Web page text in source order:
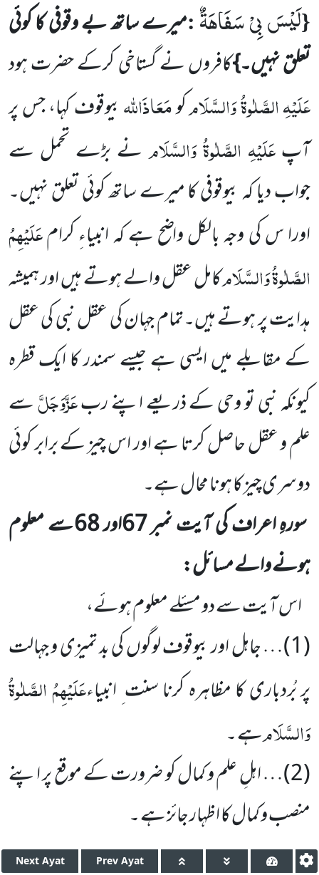
{لَیْسَ بِیْ سَفَاهَةٌ:میرے ساتھ بے وقوفی کا کوئی
تعلق نہیں۔}کافروں نے گستاخی کرکے حضرت ہود
عَلَیْہِ الصَّلٰوۃُ وَالسَّلَامکومَعَاذَاللہبیوقوف کہا، جس پر
آپعَلَیْہِ الصَّلٰوۃُ وَالسَّلَامنے بڑے تحمل سے
جواب دیا کہ بیوقوفی کا میرے ساتھ کوئی تعلق نہیں۔
اورا س کی وجہ بالکل واضح ہے کہ انبیاءِ کرامعَلَیْہِمُ
الصَّلٰوۃُ وَالسَّلَامکامل عقل والے ہوتے ہیں اور ہمیشہ
ہدایت پر ہوتے ہیں۔تمام جہان کی عقل نبی کی عقل
کے مقابلے میں ایسی ہے جیسے سمندر کا ایک قطرہ
کیونکہ نبی تو وحی کے ذریعے اپنے ربعَزَّوَجَلَّسے
علم و عقل حاصل کرتا ہے اور اس چیز کے برابر کوئی
دوسری چیز کا ہونا محال ہے۔
سورہِ اعراف کی آیت نمبر67اور68سے معلوم
ہونے والے مسائل:
اس آیت سے دو مسئلے معلوم ہوئے،
(
1)… جاہل اور بیوقوف لوگوں کی بد تمیزی و جہالت
پر بُردباری کا مظاہرہ کرنا سنت ِ انبیاءعَلَیْہِمُ الصَّلٰوۃُ
وَالسَّلَامہے ۔
(
2)… اہلِ علم و کمال کو ضرورت کے موقع پر اپنے
منصب و کمال کا اظہار جائز ہے ۔
Next Ayat Prev Ayat